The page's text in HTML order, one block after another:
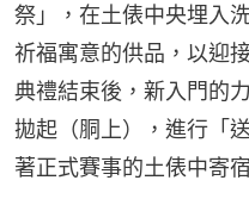
祭」，在土俵中央埋入
祈福寓意的供品，以迎
典禮結束後，新入門的
拋起（胴上），進行「
著正式賽事的土俵中寄